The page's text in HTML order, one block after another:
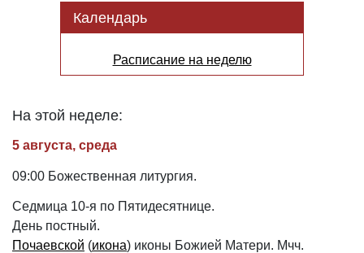
Календарь
Расписание на неделю
На этой неделе:
5 августа, среда
09:00 Божественная литургия.
Седмица 10-я по Пятидесятнице.
День постный.
Почаевской (икона) иконы Божией Матери. Мчч.